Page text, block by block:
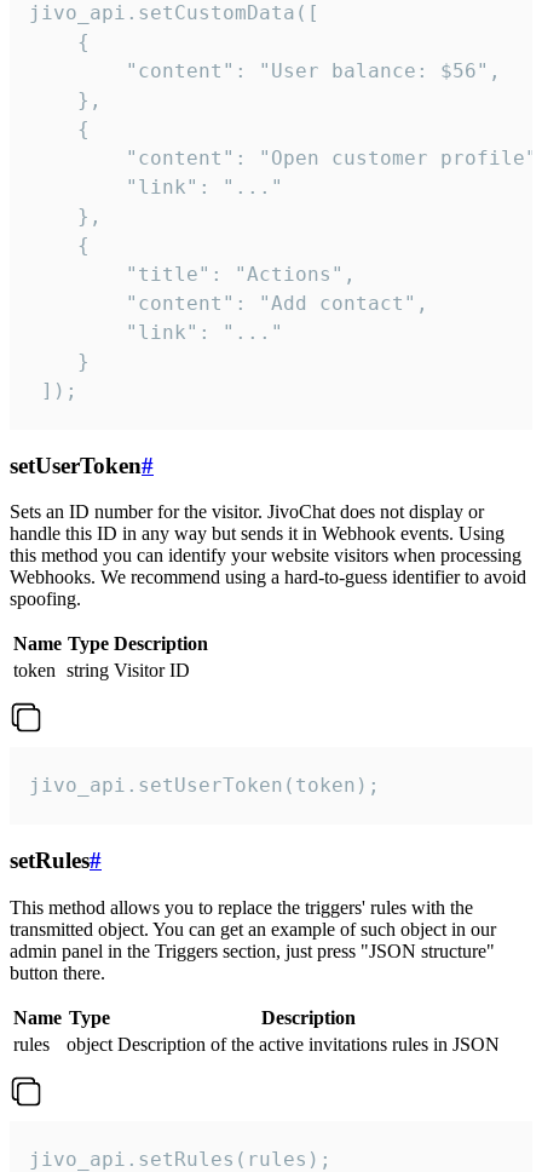
jivo_api.setCustomData([
    {
        "content": "User balance: $56",
    },
    {
"content": "Open customer
        "link": "..."
    },
    {
        "title": "Actions",
        "content": "Add contact",
        "link": "..."
    }
]);
setUserToken#
Sets an ID number for the visitor. JivoChat does not display or
handle this ID in any way but sends it in Webhook events. Using
this method you can identify your website visitors when processing
Webhooks. We recommend using a hard-to-guess identifier to avoid
spoofing.
Name Type Description
token string Visitor ID
jivo_api.setUserToken(token);
setRules#
This method allows you to replace the triggers' rules with the
transmitted object. You can get an example of such object in our
admin panel in the Triggers section, just press "JSON structure"
button there.
Name Type
Description
rules
object Description of the active invitations rules in JSON
jivo_api.setRules(rules);